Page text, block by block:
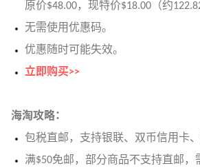
原价$48.00，现特价$18.00（约
无需使用优惠码。
优惠随时可能失效。
立即购买>>
海淘攻略：
包税直邮，支持银联、双币信用卡
满$50免邮，部分商品不支持直邮，